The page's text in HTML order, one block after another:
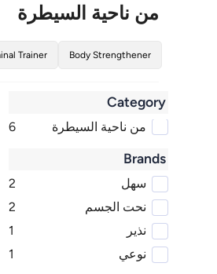
من ناحية السيطرة
Body Strengthener
Trainer
Category
من ناحية السيطرة 6
Brands
سهل
2
نحت الجسم
2
نذير
1
نوعي
1